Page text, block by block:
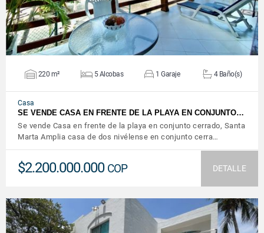
220 m² 5 Alcobas 1 Garaje 4 Baño(s)
Casa
SE VENDE CASA EN FRENTE DE LA PLAYA EN CONJUNTO…
Se vende Casa en frente de la playa en conjunto cerrado, Santa
Marta Amplia casa de dos nivélense en conjunto cerra…
$2.200.000.000 COP DETALLE